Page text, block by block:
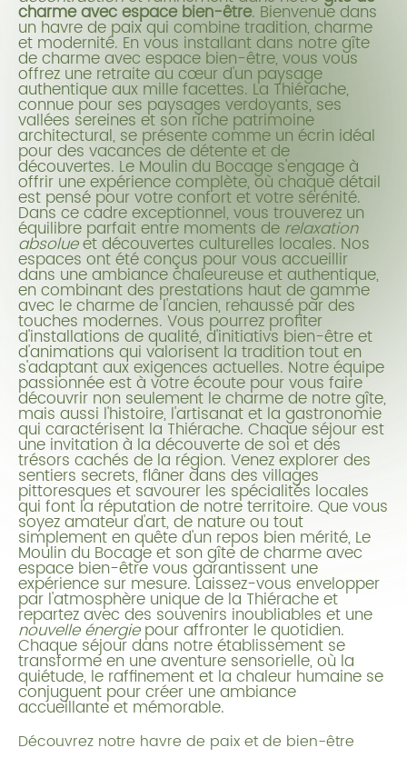
charme avec espace bien-être. Bienvenue dans
un havre de paix qui combine tradition, charme
et modernité. En vous installant dans notre gîte
de charme avec espace bien-être, vous vous
offrez une retraite au cœur d'un paysage
authentique aux mille facettes. La Thiérache,
connue pour ses paysages verdoyants, ses
vallées sereines et son riche patrimoine
architectural, se présente comme un écrin idéal
pour des vacances de détente et de
découvertes. Le Moulin du Bocage s'engage à
offrir une expérience complète, où chaque détail
est pensé pour votre confort et votre sérénité.
Dans ce cadre exceptionnel, vous trouverez un
équilibre parfait entre moments de relaxation
absolueet découvertes culturelles locales. Nos
espaces ont été conçus pour vous accueillir
dans une ambiance chaleureuse et authentique,
en combinant des prestations haut de gamme
avec le charme de l'ancien, rehaussé par des
touches modernes. Vous pourrez profiter
d'installations de qualité, d'initiativs bien-être et
d'animations qui valorisent la tradition tout en
s'adaptant aux exigences actuelles. Notre équipe
passionnée est à votre écoute pour vous faire
découvrir non seulement le charme de notre gîte,
mais aussi l'histoire, l'artisanat et la gastronomie
qui caractérisent la Thiérache. Chaque séjour est
une invitation à la découverte de soi et des
trésors cachés de la région. Venez explorer des
sentiers secrets, flâner dans des villages
pittoresques et savourer les spécialités locales
qui font la réputation de notre territoire. Que vous
soyez amateur d'art, de nature ou tout
simplement en quête d'un repos bien mérité, Le
Moulin du Bocage et son gîte de charme avec
espace bien-être vous garantissent une
expérience sur mesure. Laissez-vous envelopper
par l'atmosphère unique de la Thiérache et
repartez avec des souvenirs inoubliables et une
nouvelle énergiepour affronter le quotidien.
Chaque séjour dans notre établissement se
transforme en une aventure sensorielle, où la
quiétude, le raffinement et la chaleur humaine se
conjuguent pour créer une ambiance
accueillante et mémorable.
Découvrez notre havre de paix et de bien-être